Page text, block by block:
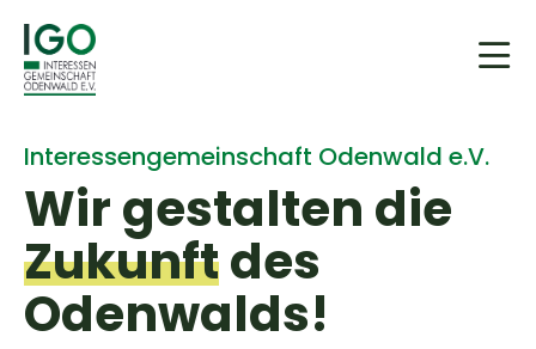
Interessengemeinschaft Odenwald e.V.
Wir gestalten die
Zukunftdes
Odenwalds!